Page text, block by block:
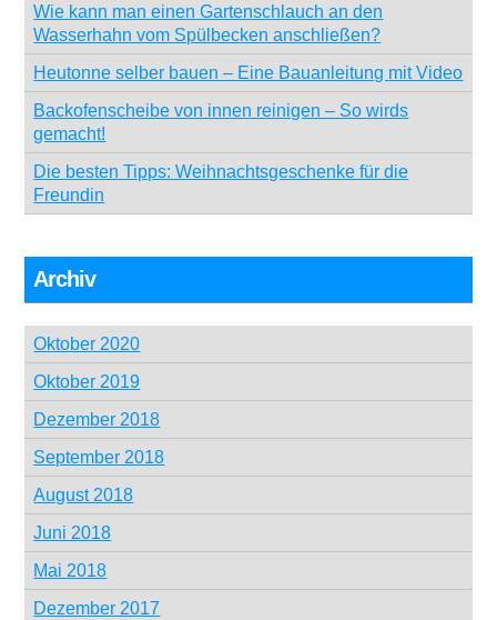
Wie kann man einen Gartenschlauch an den
Wasserhahn vom Spülbecken anschließen?
Heutonne selber bauen – Eine Bauanleitung mit Video
Backofenscheibe von innen reinigen – So wirds
gemacht!
Die besten Tipps: Weihnachtsgeschenke für die
Freundin
Archiv
Oktober 2020
Oktober 2019
Dezember 2018
September 2018
August 2018
Juni 2018
Mai 2018
Dezember 2017